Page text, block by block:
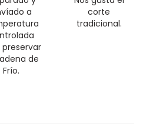
a
de
Frío.
corte
tradicional.